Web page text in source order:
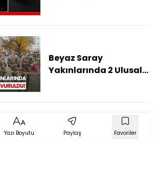
Beyaz Saray
Yakınlarında 2 Ulusal
Açıklaması
Yazı Boyutu Paylaş Favoriler